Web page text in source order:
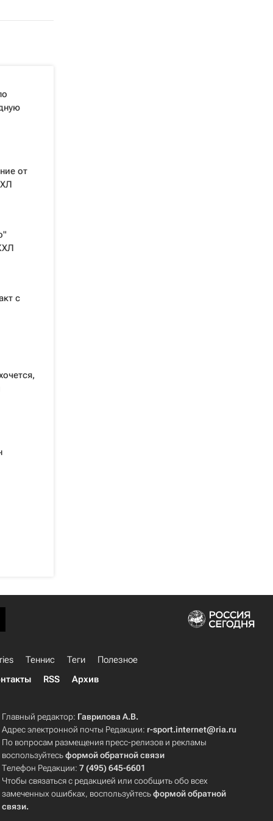
от
с
Теннис Теги
Полезное
RSS Архив
Главный редактор: Гаврилова А.В.
Адрес электронной почты Редакции: r-sport.internet@ria.ru
По вопросам размещения пресс-релизов и рекламы
воспользуйтесьформой обратной связи
Телефон Редакции:7 (495) 645-6601
Чтобы связаться с редакцией или сообщить обо всех
замеченных ошибках, воспользуйтесьформой обратной
связи.